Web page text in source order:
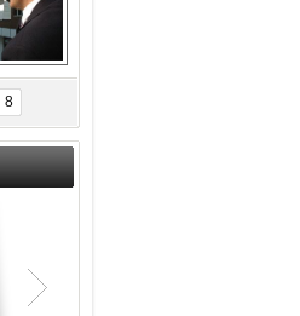
!
8
Teşrik tekbiri nedir? Ne anlama gelir?